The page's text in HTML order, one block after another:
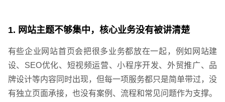
1. 网站主题不够集中，核心业务没有被讲清楚
有些企业网站首页会把很多业务都放在一起，例如网站建
设、SEO优化、短视频运营、小程序开发、外贸推广、品
牌设计等内容同时出现，但每一项服务都只是简单带过，没
有独立页面承接，也没有案例、流程和常见问题作为支撑。